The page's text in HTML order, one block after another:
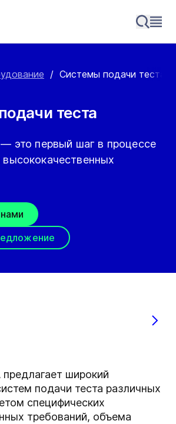
/ Системы подачи теста
теста
это первый шаг в процессе
предлагает широкий
подачи теста различных
специфических
требований, объема